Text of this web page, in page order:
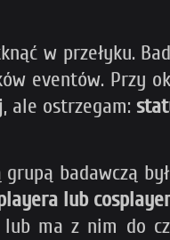
w przełyku.
eventów. Przy
ale ostrzegam:
grupą badawczą
lub
ma z nim do